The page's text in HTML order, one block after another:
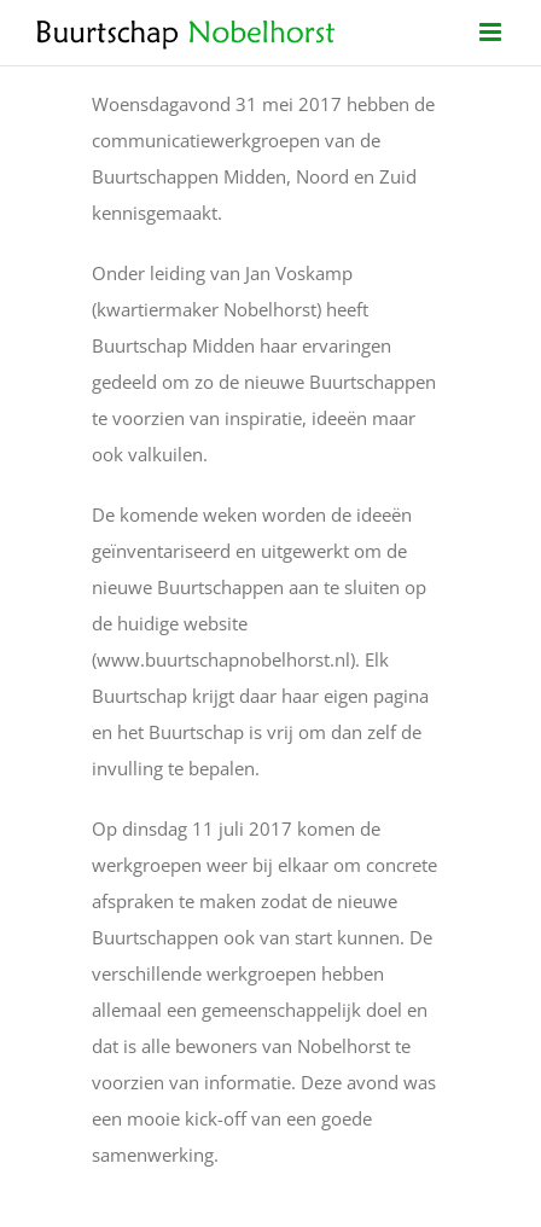
Woensdagavond 31 mei 2017 hebben de
communicatiewerkgroepen van de
Buurtschappen Midden, Noord en Zuid
kennisgemaakt.
Onder leiding van Jan Voskamp
(kwartiermaker Nobelhorst) heeft
Buurtschap Midden haar ervaringen
gedeeld om zo de nieuwe Buurtschappen
te voorzien van inspiratie, ideeën maar
ook valkuilen.
De komende weken worden de ideeën
geïnventariseerd en uitgewerkt om de
nieuwe Buurtschappen aan te sluiten op
de huidige website
(www.buurtschapnobelhorst.nl). Elk
Buurtschap krijgt daar haar eigen pagina
en het Buurtschap is vrij om dan zelf de
invulling te bepalen.
Op dinsdag 11 juli 2017 komen de
werkgroepen weer bij elkaar om concrete
afspraken te maken zodat de nieuwe
Buurtschappen ook van start kunnen. De
verschillende werkgroepen hebben
allemaal een gemeenschappelijk doel en
dat is alle bewoners van Nobelhorst te
voorzien van informatie. Deze avond was
een mooie kick-off van een goede
samenwerking.